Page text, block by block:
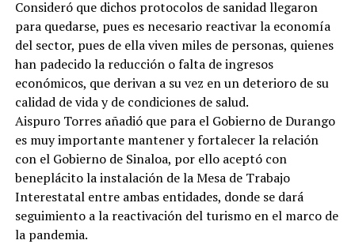
Consideró que dichos protocolos de sanidad llegaron
para quedarse, pues es necesario reactivar la economía
del sector, pues de ella viven miles de personas, quienes
han padecido la reducción o falta de ingresos
económicos, que derivan a su vez en un deterioro de su
calidad de vida y de condiciones de salud.
Aispuro Torres añadió que para el Gobierno de Durango
es muy importante mantener y fortalecer la relación
con el Gobierno de Sinaloa, por ello aceptó con
beneplácito la instalación de la Mesa de Trabajo
Interestatal entre ambas entidades, donde se dará
seguimiento a la reactivación del turismo en el marco de
la pandemia.